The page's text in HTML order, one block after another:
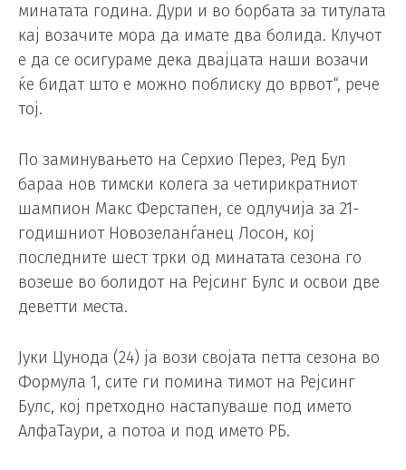
минатата година. Дури и во борбата за титулата
кај возачите мора да имате два болида. Клучот
е да се осигураме дека двајцата наши возачи
ќе бидат што е можно поблиску до врвот“, рече
тој.
По заминувањето на Серхио Перез, Ред Бул
бараа нов тимски колега за четирикратниот
шампион Макс Ферстапен, се одлучија за 21-
годишниот Новозеланѓанец Лосон, кој
последните шест трки од минатата сезона го
возеше во болидот на Рејсинг Булс и освои две
деветти места.
Јуки Цунода (24) ја вози својата петта сезона во
Формула 1, сите ги помина тимот на Рејсинг
Булс, кој претходно настапуваше под името
АлфаТаури, а потоа и под името РБ.